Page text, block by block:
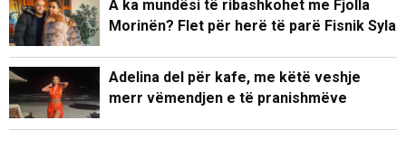
A ka mundësi të ribashkohet me Fjolla
Morinën? Flet për herë të parë Fisnik Syla
Adelina del për kafe, me këtë veshje
merr vëmendjen e të pranishmëve